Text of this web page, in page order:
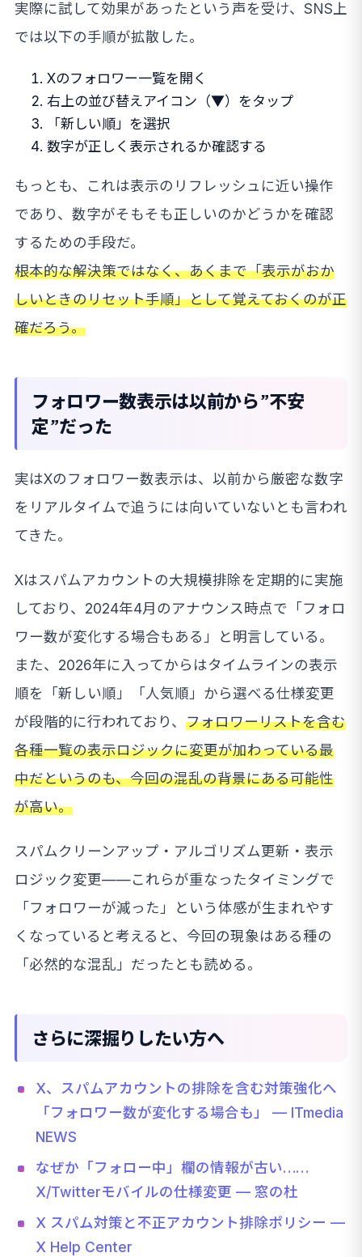
実際に試して効果があったという声を受け、SNS上
では以下の手順が拡散した。
Xのフォロワー一覧を開く
右上の並び替えアイコン（▼）をタップ
「新しい順」を選択
数字が正しく表示されるか確認する
もっとも、これは表示のリフレッシュに近い操作
であり、数字がそもそも正しいのかどうかを確認
するための手段だ。
根本的な解決策ではなく、あくまで「表示がおか
しいときのリセット手順」として覚えておくのが正
確だろう。
フォロワー数表示は以前から”不安
定”だった
実はXのフォロワー数表示は、以前から厳密な数字
をリアルタイムで追うには向いていないとも言われ
てきた。
Xはスパムアカウントの大規模排除を定期的に実施
しており、2024年4月のアナウンス時点で「フォロ
ワー数が変化する場合もある」と明言している。
また、2026年に入ってからはタイムラインの表示
順を「新しい順」「人気順」から選べる仕様変更
が段階的に行われており、 フォロワーリストを含む
各種一覧の表示ロジックに変更が加わっている最
中だというのも、今回の混乱の背景にある可能性
が高い。
スパムクリーンアップ・アルゴリズム更新・表示
ロジック変更——これらが重なったタイミングで
「フォロワーが減った」という体感が生まれやす
くなっていると考えると、今回の現象はある種の
「必然的な混乱」だったとも読める。
さらに深掘りしたい方へ
X、スパムアカウントの排除を含む対策強化へ
「フォロワー数が変化する場合も」 — ITmedia
NEWS
なぜか「フォロー中」欄の情報が古い……
X/Twitterモバイルの仕様変更 — 窓の杜
X スパム対策と不正アカウント排除ポリシー —
X Help Center